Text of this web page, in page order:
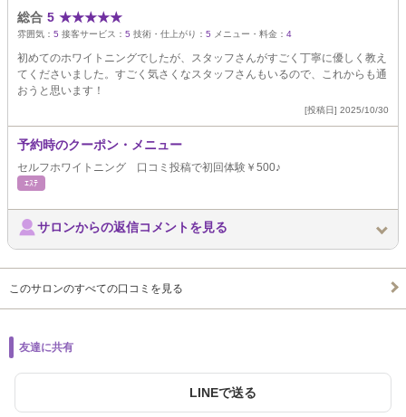
総合 5 ★★★★★
雰囲気： 5 接客サービス： 5 技術・仕上がり： 5 メニュー・料金： 4
初めてのホワイトニングでしたが、スタッフさんがすごく丁寧に優しく教え
てくださいました。すごく気さくなスタッフさんもいるので、これからも通
おうと思います！
[投稿日] 2025/10/30
予約時のクーポン・メニュー
セルフホワイトニング 口コミ投稿で初回体験￥500♪
ｴｽﾃ
サロンからの返信コメントを見る
このサロンのすべての口コミを見る
友達に共有
LINEで送る